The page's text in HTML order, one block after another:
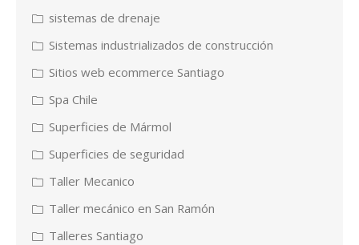
sistemas de drenaje
Sistemas industrializados de construcción
Sitios web ecommerce Santiago
Spa Chile
Superficies de Mármol
Superficies de seguridad
Taller Mecanico
Taller mecánico en San Ramón
Talleres Santiago